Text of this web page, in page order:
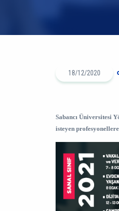
18/12/2020
Sabancı Üniversitesi
isteyen